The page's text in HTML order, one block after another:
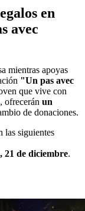
en
avec
mientras apoyas
"Un pas avec
que vive con
ofrecerán un
de donaciones.
las siguientes
21 de diciembre.